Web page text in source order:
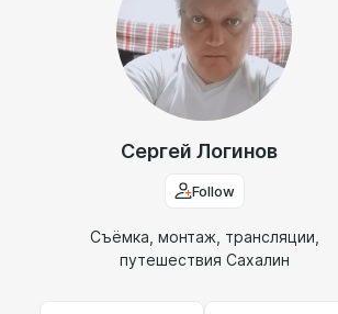
Сергей Логинов
Follow
Съёмка, монтаж, трансляции,
путешествия Сахалин